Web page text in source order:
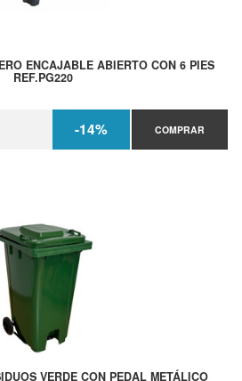
ENCAJABLE ABIERTO CON 6 PIES
REF.PG220
-14% COMPRAR
VERDE CON PEDAL METÁLICO